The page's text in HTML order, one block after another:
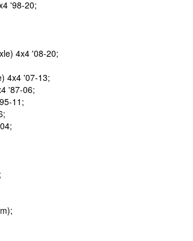
'98-20;
4x4 '08-20;
4x4 '07-13;
'87-06;
11;